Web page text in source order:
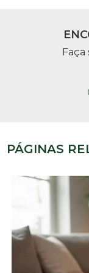
Faça
PÁGINAS